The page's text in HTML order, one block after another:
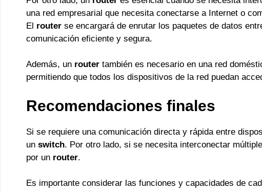
una red empresarial que necesita conectarse a Internet o
El router se encargará de enrutar los paquetes de datos
comunicación eficiente y segura.
Además, un router también es necesario en una red
permitiendo que todos los dispositivos de la red puedan
Recomendaciones finales
Si se requiere una comunicación directa y rápida entre
un switch. Por otro lado, si se necesita interconectar
por un router.
Es importante considerar las funciones y capacidades de